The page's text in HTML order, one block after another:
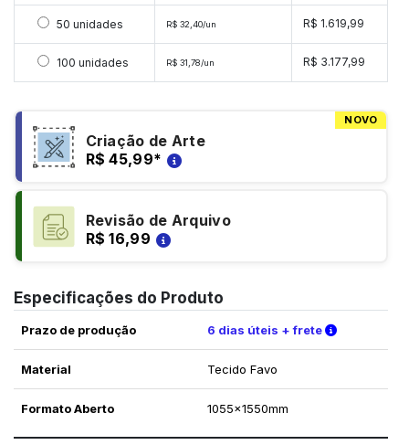
Selecionar 50 unidades
50 unidades R$ 32,40/un R$ 1.619,99
Selecionar 100 unidades
100 unidades R$ 31,78/un R$ 3.177,99
NOVO
Criação de Arte
R$ 45,99*
Revisão de Arquivo
R$ 16,99
Especificações do Produto
Prazo de produção 6 dias úteis + frete Verifique
Material Tecido Favo
Formato Aberto 1055x1550mm